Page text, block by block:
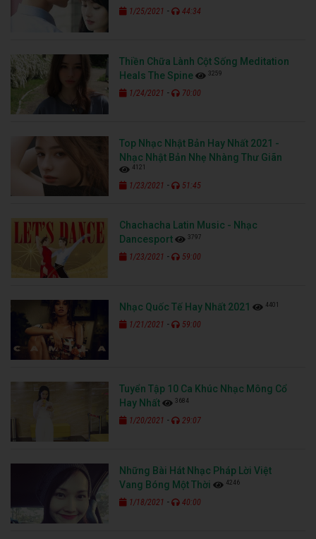
1/25/2021 - 44:34
Thiền Chữa Lành Cột Sống Meditation
Heals The Spine
3259
1/24/2021 - 70:00
Top Nhạc Nhật Bản Hay Nhất 2021 -
Nhạc Nhật Bản Nhẹ Nhàng Thư Giãn
4121
1/23/2021 - 51:45
Chachacha Latin Music - Nhạc
Dancesport
3797
1/23/2021 - 59:00
Nhạc Quốc Tế Hay Nhất 2021 4401
1/21/2021 - 59:00
Tuyển Tập 10 Ca Khúc Nhạc Mông Cổ
Hay Nhất
3684
1/20/2021 - 29:07
Những Bài Hát Nhạc Pháp Lời Việt
Vang Bóng Một Thời
4246
1/18/2021 - 40:00